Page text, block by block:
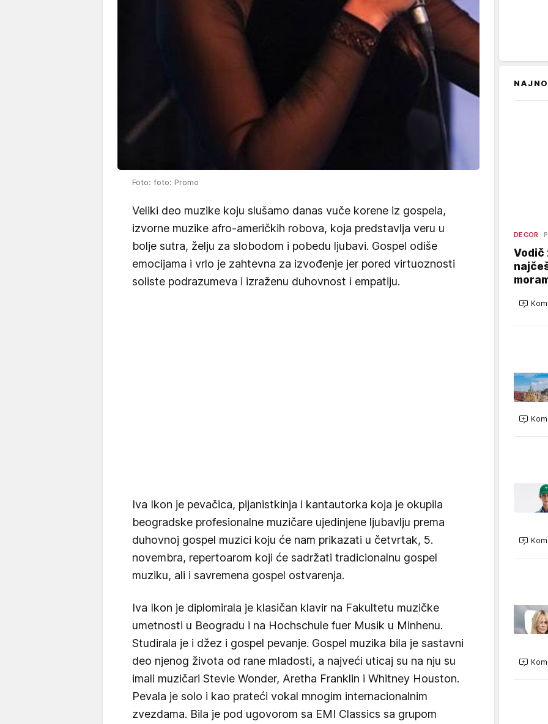
Foto: foto: Promo
Veliki deo muzike koju slušamo danas vuče korene iz gospela,
izvorne muzike afro-američkih robova, koja predstavlja veru u
bolje sutra, želju za slobodom i pobedu ljubavi. Gospel odiše
emocijama i vrlo je zahtevna za izvođenje jer pored virtuoznosti
soliste podrazumeva i izraženu duhovnost i empatiju.
Iva Ikon je pevačica, pijanistkinja i kantautorka koja je okupila
beogradske profesionalne muzičare ujedinjene ljubavlju prema
duhovnoj gospel muzici koju će nam prikazati u četvrtak, 5.
novembra, repertoarom koji će sadržati tradicionalnu gospel
muziku, ali i savremena gospel ostvarenja.
Iva Ikon je diplomirala je klasičan klavir na Fakultetu muzičke
umetnosti u Beogradu i na Hochschule fuer Musik u Minhenu.
Studirala je i džez i gospel pevanje. Gospel muzika bila je sastavni
deo njenog života od rane mladosti, a najveći uticaj su na nju su
imali muzičari Stevie Wonder, Aretha Franklin i Whitney Houston.
Pevala je solo i kao prateći vokal mnogim internacionalnim
zvezdama. Bila je pod ugovorom sa EMI Classics sa grupom
DECOR
Vodič